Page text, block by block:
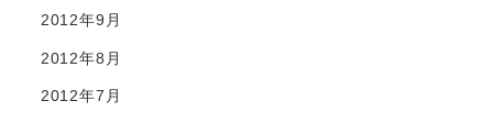
2012年9月
2012年8月
2012年7月